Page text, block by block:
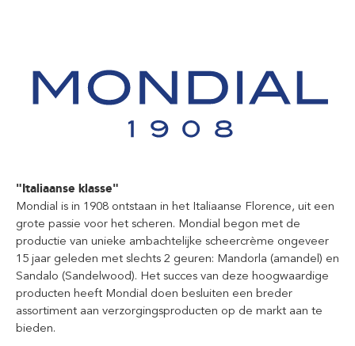
"Italiaanse klasse"
Mondial is in 1908 ontstaan in het Italiaanse Florence, uit een
grote passie voor het scheren. Mondial begon met de
productie van unieke ambachtelijke scheercrème ongeveer
15 jaar geleden met slechts 2 geuren: Mandorla (amandel) en
Sandalo (Sandelwood). Het succes van deze hoogwaardige
producten heeft Mondial doen besluiten een breder
assortiment aan verzorgingsproducten op de markt aan te
bieden.